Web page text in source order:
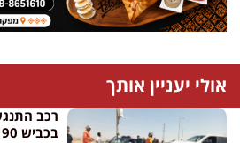
אולי יעניין אותך
רכב
בכביש 90 בסמוך לעין חצבה